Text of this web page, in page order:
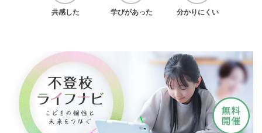
共感した 学びがあった 分かりにくい